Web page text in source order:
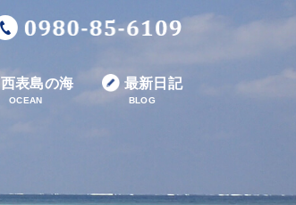
西表島の海
OCEAN
最新日記
BLOG